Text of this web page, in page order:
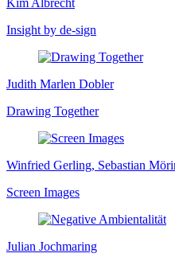
Insight by de-sign
Judith Marlen Dobler
Drawing Together
Winfried Gerling, Sebastian
Screen Images
Julian Jochmaring